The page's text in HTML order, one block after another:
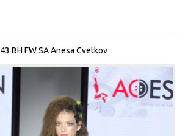
43 BH FW SA Anesa Cvetkov